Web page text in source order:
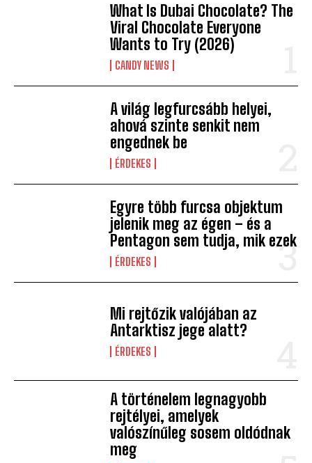
What Is Dubai Chocolate? The
Viral Chocolate Everyone
Wants to Try (2026)
CANDY NEWS
A világ legfurcsább helyei,
ahová szinte senkit nem
engednek be
ÉRDEKES
Egyre több furcsa objektum
jelenik meg az égen – és a
Pentagon sem tudja, mik ezek
ÉRDEKES
Mi rejtőzik valójában az
Antarktisz jege alatt?
ÉRDEKES
A történelem legnagyobb
rejtélyei, amelyek
valószínűleg sosem oldódnak
meg